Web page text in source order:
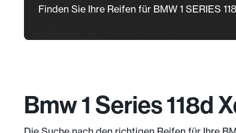
Finden Sie Ihre Reifen für BMW 1 SERIES
Bmw 1 Series 118d